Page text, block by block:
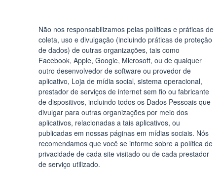
Não nos responsabilizamos pelas políticas e práticas de
coleta, uso e divulgação (incluindo práticas de proteção
de dados) de outras organizações, tais como
Facebook, Apple, Google, Microsoft, ou de qualquer
outro desenvolvedor de software ou provedor de
aplicativo, Loja de mídia social, sistema operacional,
prestador de serviços de internet sem fio ou fabricante
de dispositivos, incluindo todos os Dados Pessoais que
divulgar para outras organizações por meio dos
aplicativos, relacionadas a tais aplicativos, ou
publicadas em nossas páginas em mídias sociais. Nós
recomendamos que você se informe sobre a política de
privacidade de cada site visitado ou de cada prestador
de serviço utilizado.